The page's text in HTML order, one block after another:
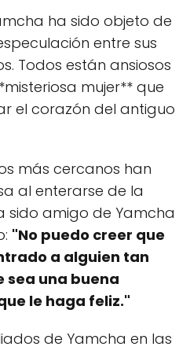
ha sido objeto de
entre sus
Todos están ansiosos
mujer** que
el corazón del antiguo
más cercanos han
al enterarse de la
sido amigo de Yamcha
"No puedo creer que
a alguien tan
sea una buena
le haga feliz."
de Yamcha en las